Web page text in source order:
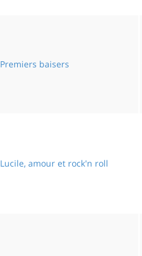
Premiers baisers
Lucile, amour et rock'n roll